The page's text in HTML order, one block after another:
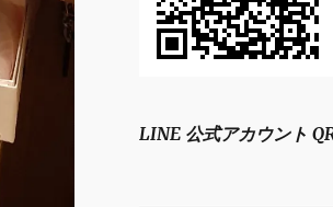
LINE 公式アカウント